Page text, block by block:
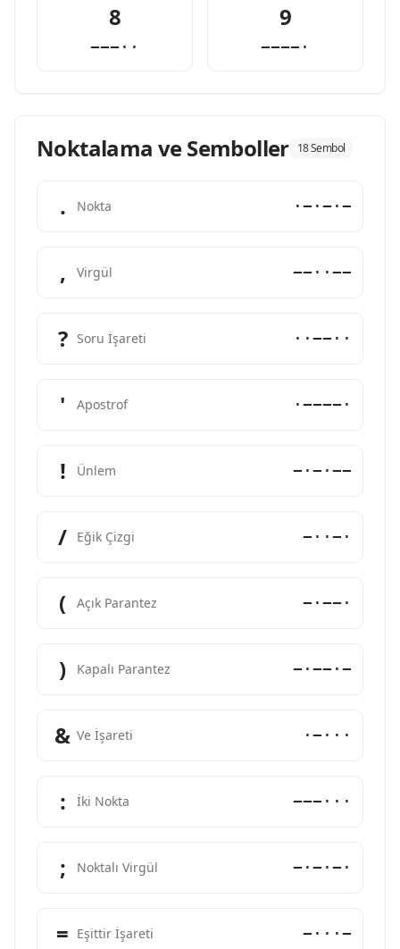
8
−−−··
9
−−−−·
Noktalama ve Semboller 18 Sembol
. Nokta ·−·−·−
, Virgül −−··−−
? Soru İşareti ··−−··
' Apostrof ·−−−−·
! Ünlem −·−·−−
/ Eğik Çizgi −··−·
( Açık Parantez −·−−·
) Kapalı Parantez −·−−·−
& Ve İşareti ·−···
: İki Nokta −−−···
; Noktalı Virgül −·−·−·
= Eşittir İşareti −···−